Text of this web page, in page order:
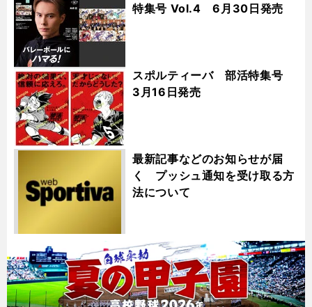
特集号 Vol.4 6月30日発売
スポルティーバ 部活特集号
3月16日発売
最新記事などのお知らせが届
く プッシュ通知を受け取る方
法について